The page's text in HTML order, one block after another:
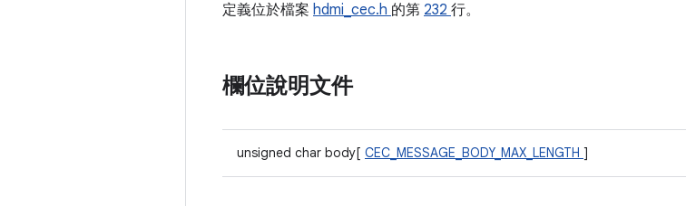
定義位於檔案 hdmi_cec.h 的第 232 行。
欄位說明文件
unsigned char body[ CEC_MESSAGE_BODY_MAX_LENGTH ]